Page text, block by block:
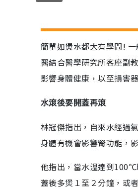
簡單如煲水都大有學問!
醫結合醫學研究所客座副
影響身體健康，以至損害
水滾後要開蓋再滾
林冠傑指出，自來水經過
身體有機會影響腎功能，
他指出，當水溫達到100℃
蓋後多煲１至２分鐘，或